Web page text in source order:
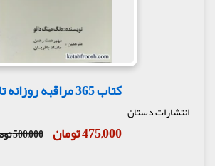
کتاب 365 مراقبه روزانه تائو
انتشارات دستان
475,000 تومان 500,000 تومان